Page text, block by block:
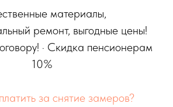
материалы,
ремонт, выгодные цены!
· Скидка пенсионерам
10%
за снятие замеров?